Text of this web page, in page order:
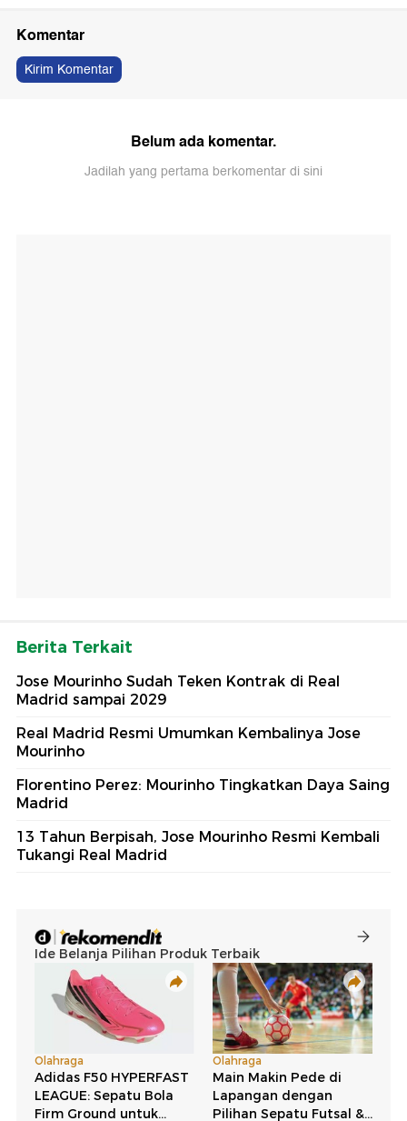
Komentar
Kirim Komentar
Belum ada komentar.
Jadilah yang pertama berkomentar di sini
Berita Terkait
Jose Mourinho Sudah Teken Kontrak di Real
Madrid sampai 2029
Real Madrid Resmi Umumkan Kembalinya Jose
Mourinho
Florentino Perez: Mourinho Tingkatkan Daya Saing
Madrid
13 Tahun Berpisah, Jose Mourinho Resmi Kembali
Tukangi Real Madrid